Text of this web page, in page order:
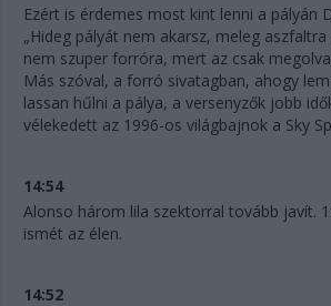
Ezért is érdemes most kint lenni a pályán
„Hideg pályát nem akarsz, meleg
nem szuper forróra, mert az csak
Más szóval, a forró sivatagban, ahogy
lassan hűlni a pálya, a versenyzők jobb
vélekedett az 1996-os világbajnok a Sky
14:54
Alonso három lila szektorral tovább javít.
ismét az élen.
14:52